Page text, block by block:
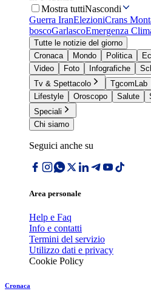
Mostra tuttiNascondi
Guerra IranElezioniCrans
boscoGarlascoEmergenza
Tutte le notizie del giorno
Cronaca
Mondo Politica
Video
Foto Infografiche
Tv & Spettacolo
TgcomLab
Lifestyle
Oroscopo Salute
Speciali
Chi siamo
Seguici anche su
Area personale
Help e Faq
Info e contatti
Termini del servizio
Utilizzo dati e privacy
Cookie Policy
Cronaca